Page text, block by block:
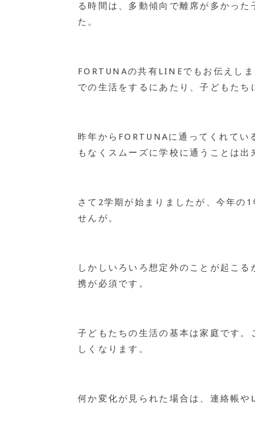
る時間は、多動傾向で離席が多かっ
た。
FORTUNAの共有LINEでもお伝えし
での生活をするにあたり、子どもた
昨年からFORTUNAに通ってくれて
もなくスムーズに学校に通うことは出
さて2学期が始まりましたが、今年の
せんが。
しかしいろいろ想定外のことが起こ
携が必須です。
子どもたちの生活の基本は家庭です
しくなります。
何か変化が見られた場合は、連絡帳